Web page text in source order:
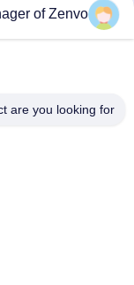
Ton Daily Capacity
30 طن في الساعة مجفف الحبوب مع كفاءة عالية وتوفير الطاقة
of Zenvo
are you looking for?